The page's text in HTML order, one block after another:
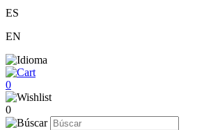
ES
EN
0
0